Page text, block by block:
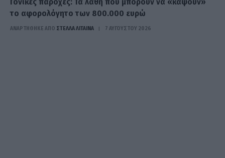
το αφορολόγητο των 800.000 ευρώ
ΑΝΑΡΤΗΘΗΚΕ ΑΠΟ ΣΤΈΛΛΑ ΛΊΤΑΙΝΑ 7 ΑΥΓΟΎΣΤΟΥ 2026